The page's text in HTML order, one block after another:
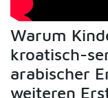
Warum
kroatisch-
arabischer
weiteren